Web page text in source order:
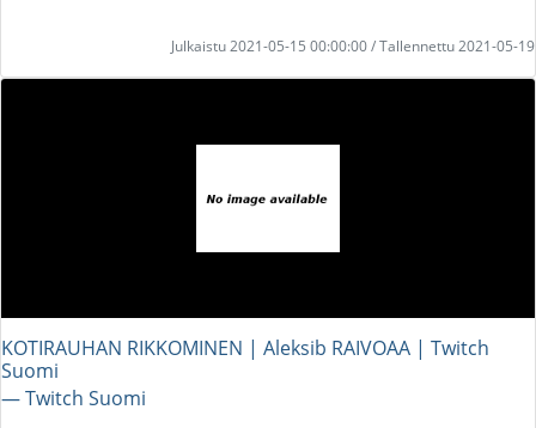
Julkaistu 2021-05-15 00:00:00 / Tallennettu 2021-05-19
KOTIRAUHAN RIKKOMINEN | Aleksib RAIVOAA | Twitch
Suomi
― Twitch Suomi